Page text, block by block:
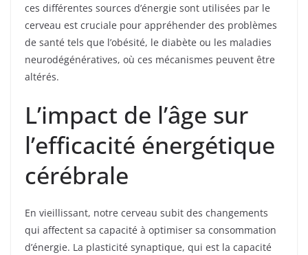
ces différentes sources d’énergie sont utilisées par le
cerveau est cruciale pour appréhender des problèmes
de santé tels que l’obésité, le diabète ou les maladies
neurodégénératives, où ces mécanismes peuvent être
altérés.
L’impact de l’âge sur
l’efficacité énergétique
cérébrale
En vieillissant, notre cerveau subit des changements
qui affectent sa capacité à optimiser sa consommation
d’énergie. La plasticité synaptique, qui est la capacité